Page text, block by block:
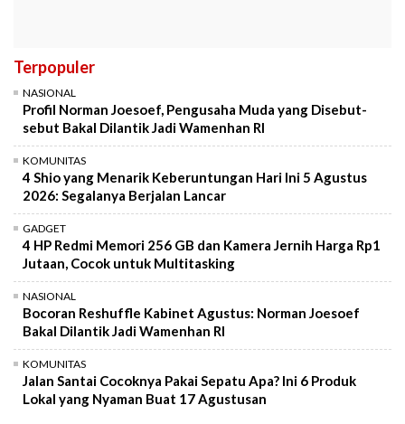
Terpopuler
NASIONAL
Profil Norman Joesoef, Pengusaha Muda yang Disebut-
sebut Bakal Dilantik Jadi Wamenhan RI
KOMUNITAS
4 Shio yang Menarik Keberuntungan Hari Ini 5 Agustus
2026: Segalanya Berjalan Lancar
GADGET
4 HP Redmi Memori 256 GB dan Kamera Jernih Harga Rp1
Jutaan, Cocok untuk Multitasking
NASIONAL
Bocoran Reshuffle Kabinet Agustus: Norman Joesoef
Bakal Dilantik Jadi Wamenhan RI
KOMUNITAS
Jalan Santai Cocoknya Pakai Sepatu Apa? Ini 6 Produk
Lokal yang Nyaman Buat 17 Agustusan